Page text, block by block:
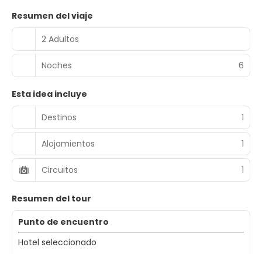
Resumen del viaje
2 Adultos
Noches 6
Esta idea incluye
Destinos
1
Alojamientos 1
Circuitos 1
Resumen del tour
Punto de encuentro
Hotel seleccionado